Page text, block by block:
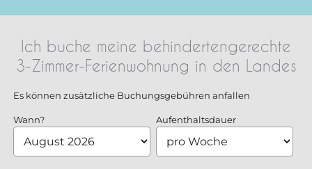
Ich buche meine behindertengerechte
3-Zimmer-Ferienwohnung in den Landes